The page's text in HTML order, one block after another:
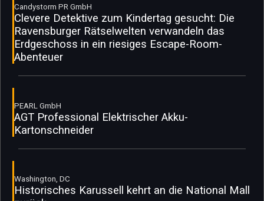
Candystorm PR GmbH
Clevere Detektive zum Kindertag gesucht: Die
Ravensburger Rätselwelten verwandeln das
Erdgeschoss in ein riesiges Escape-Room-
Abenteuer
PEARL GmbH
AGT Professional Elektrischer Akku-
Kartonschneider
Washington, DC
Historisches Karussell kehrt an die National Mall